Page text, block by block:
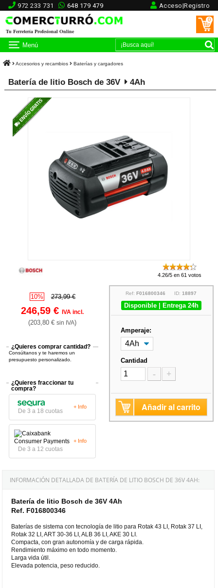
972 233 731 648 179 479 Acceso|Registro
Tu Ferretería Profesional Online
0
Menú
Accesorios y recambios Baterías y cargadores
Batería de litio Bosch de 36V 4Ah
4.26/5 en 61 votos
10% 273,99 €
246,59 €IVA incl.
(203,80 €sin IVA)
¿Quieres comprar cantidad?
Consúltanos y te haremos un
presupuesto personalizado.
¿Quieres fraccionar tu
compra?
De 3 a 18 cuotas
+ Info
De 3 a 12 cuotas
+ Info
Ref:F016800346 ID:18897
Disponible | Entrega 24h
Amperaje:
Cantidad
- +
Añadir al carrito
INFORMACIÓN DETALLADA DE BATERÍA DE LITIO BOSCH DE 36V 4AH:
Batería de litio Bosch de 36V 4Ah
Ref. F016800346
Baterías de sistema con tecnología de litio para Rotak 43 LI, Rotak 37 LI,
Rotak 32 LI, ART 30-36 LI, ALB 36 LI, AKE 30 LI.
Compacta, con gran autonomía y de carga rápida.
Rendimiento máximo en todo momento.
Larga vida útil.
Elevada potencia, peso reducido.